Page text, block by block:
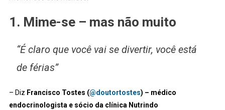
1. Mime-se – mas não muito
“É claro que você vai se divertir, você está
de férias”
– Diz Francisco Tostes (@doutortostes) – médico
endocrinologista e sócio da clínica Nutrindo